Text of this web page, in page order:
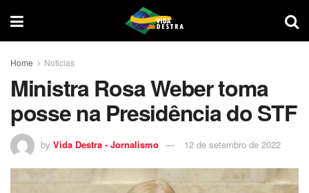
Home Noticias
Ministra Rosa Weber toma
posse na Presidência do STF
by Vida Destra - Jornalismo 12 de setembro de 2022